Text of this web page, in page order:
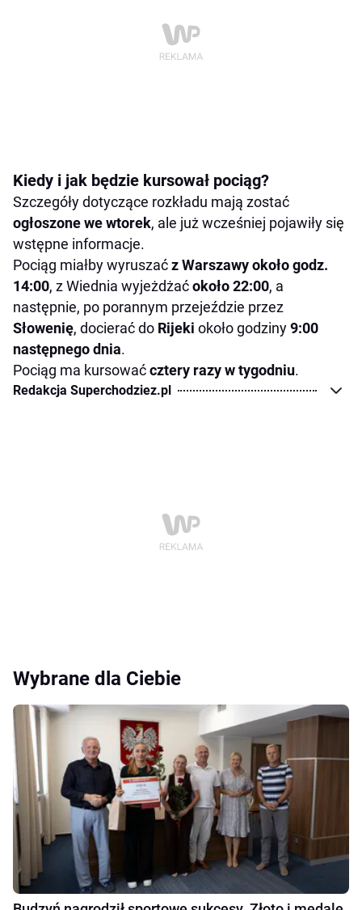
Kiedy i jak będzie kursował pociąg?
Szczegóły dotyczące rozkładu mają zostać
ogłoszone we wtorek, ale już wcześniej pojawiły się
wstępne informacje.
Pociąg miałby wyruszaćz Warszawy około godz.
14:00, z Wiednia wyjeżdżaćokoło 22:00, a
następnie, po porannym przejeździe przez
Słowenię, docierać do Rijeki około godziny9:00
następnego dnia.
Pociąg ma kursowaćcztery razy w tygodniu.
Redakcja Superchodziez.pl
Wybrane dla Ciebie